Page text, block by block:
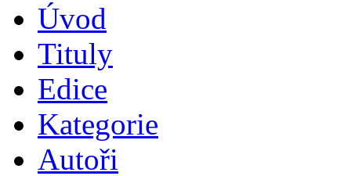
Úvod
Tituly
Edice
Kategorie
Autoři